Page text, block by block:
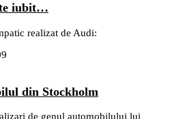
iubit…
realizat de Audi:
din Stockholm
de genul automobilului lui